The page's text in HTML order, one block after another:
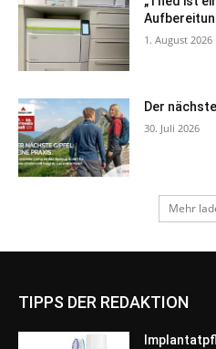
TIPPS DER REDAKTION